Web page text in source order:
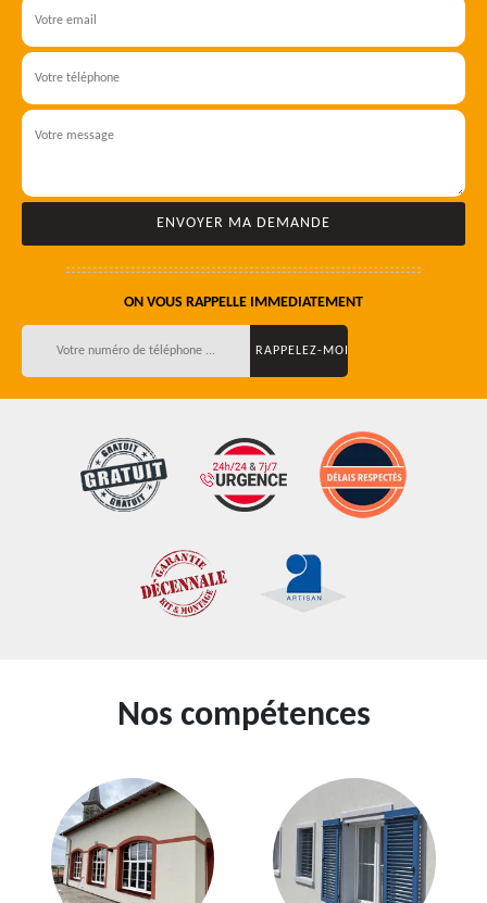
ON VOUS RAPPELLE IMMEDIATEMENT
Nos compétences